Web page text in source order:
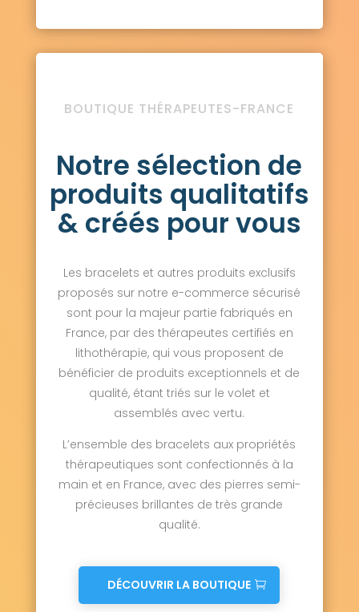
BOUTIQUE THÉRAPEUTES-FRANCE
Notre sélection de
produits qualitatifs
& créés pour vous
Les bracelets et autres produits exclusifs
proposés sur notre e-commerce sécurisé
sont pour la majeur partie fabriqués en
France, par des thérapeutes certifiés en
lithothérapie, qui vous proposent de
bénéficier de produits exceptionnels et de
qualité, étant triés sur le volet et
assemblés avec vertu.
L’ensemble des bracelets aux propriétés
thérapeutiques sont confectionnés à la
main et en France, avec des pierres semi-
précieuses brillantes de très grande
qualité.
DÉCOUVRIR LA BOUTIQUE